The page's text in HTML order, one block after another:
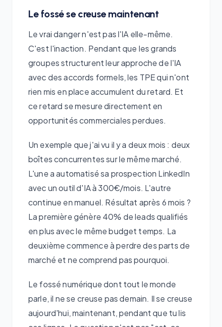
Le fossé se creuse maintenant
Le vrai danger n'est pas l'IA elle-même.
C'est l'inaction. Pendant que les grands
groupes structurent leur approche de l'IA
avec des accords formels, les TPE qui n'ont
rien mis en place accumulent du retard. Et
ce retard se mesure directement en
opportunités commerciales perdues.
Un exemple que j'ai vu il y a deux mois : deux
boîtes concurrentes sur le même marché.
L'une a automatisé sa prospection LinkedIn
avec un outil d'IA à 300€/mois. L'autre
continue en manuel. Résultat après 6 mois ?
La première génère 40% de leads qualifiés
en plus avec le même budget temps. La
deuxième commence à perdre des parts de
marché et ne comprend pas pourquoi.
Le fossé numérique dont tout le monde
parle, il ne se creuse pas demain. Il se creuse
aujourd'hui, maintenant, pendant que tu lis